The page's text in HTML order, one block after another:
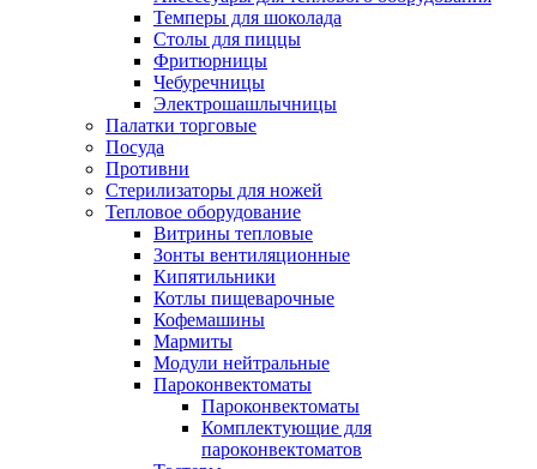
Темперы для шоколада
Столы для пиццы
Фритюрницы
Чебуречницы
Электрошашлычницы
Палатки торговые
Посуда
Противни
Стерилизаторы для ножей
Тепловое оборудование
Витрины тепловые
Зонты вентиляционные
Кипятильники
Котлы пищеварочные
Кофемашины
Мармиты
Модули нейтральные
Пароконвектоматы
Пароконвектоматы
Комплектующие для
пароконвектоматов